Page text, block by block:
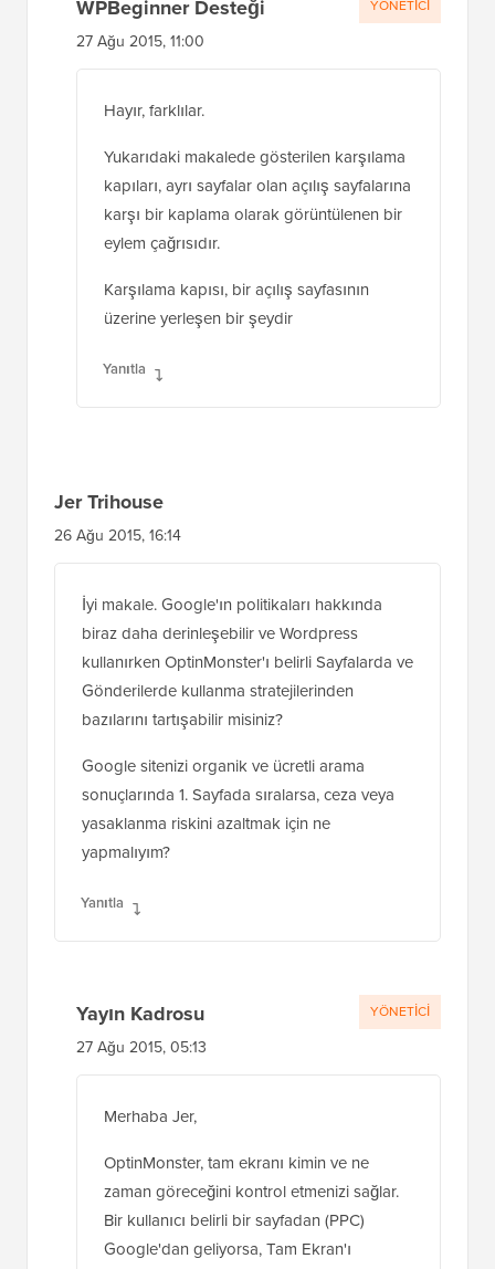
WPBeginner Desteği
27 Ağu 2015, 11:00
Hayır, farklılar.
Yukarıdaki makalede gösterilen karşılama
kapıları, ayrı sayfalar olan açılış sayfalarına
karşı bir kaplama olarak görüntülenen bir
eylem çağrısıdır.
Karşılama kapısı, bir açılış sayfasının
üzerine yerleşen bir şeydir
Yanıtla
YÖNETICI
Jer Trihouse
26 Ağu 2015, 16:14
İyi makale. Google'ın politikaları hakkında
biraz daha derinleşebilir ve Wordpress
kullanırken OptinMonster'ı belirli Sayfalarda ve
Gönderilerde kullanma stratejilerinden
bazılarını tartışabilir misiniz?
Google sitenizi organik ve ücretli arama
sonuçlarında 1. Sayfada sıralarsa, ceza veya
yasaklanma riskini azaltmak için ne
yapmalıyım?
Yanıtla
Yayın Kadrosu
27 Ağu 2015, 05:13
Merhaba Jer,
OptinMonster, tam ekranı kimin ve ne
zaman göreceğini kontrol etmenizi sağlar.
Bir kullanıcı belirli bir sayfadan (PPC)
Google'dan geliyorsa, Tam Ekran'ı
YÖNETICI